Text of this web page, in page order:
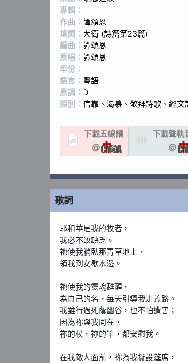
專輯：
作曲： 譚頌恩
填詞： 大衛 (詩篇第23篇)
編曲： 譚頌恩
原唱： 譚頌恩
年份：
語言： 粵語
原調： D
類別： 信靠 、 渴慕 、 敬拜詩歌 、 經文
下載五線譜
@
下載聲軌
@
歌詞
耶和華是我的牧者，
我必不致缺乏。
祂使我躺臥那青草地上，
領我到安歇水邊。
祂使我的靈魂甦醒，
為自己的名，每天引導我走義路。
我雖行過死蔭幽谷，也不怕遭害；
因為祢與我同在，
祢的杖，祢的竿，都安慰我。
在我敵人面前，祢為我擺設筵席，